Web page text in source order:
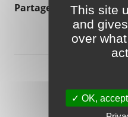
Partager :
vers les
This site
and
over
✓ OK, accept